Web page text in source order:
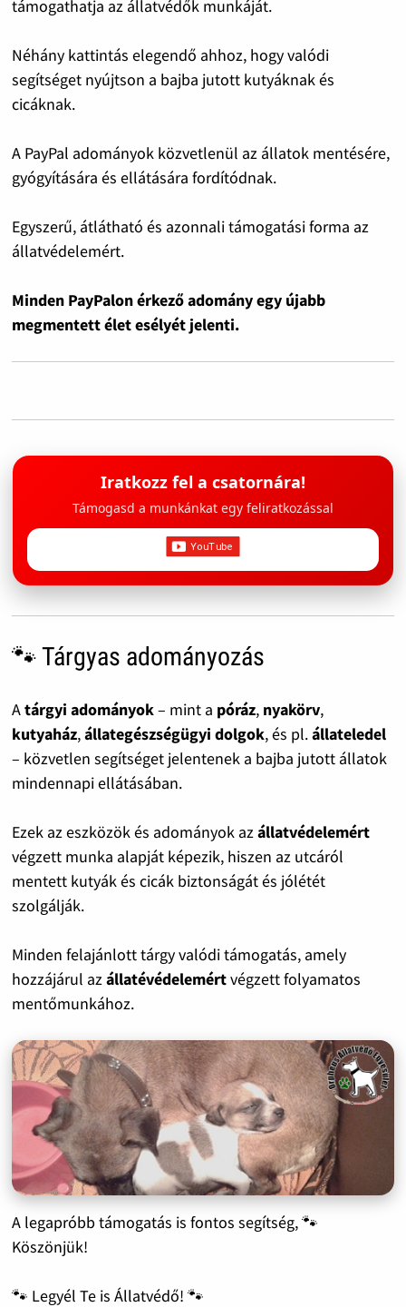
támogathatja az állatvédők munkáját.
Néhány kattintás elegendő ahhoz, hogy valódi
segítséget nyújtson a bajba jutott kutyáknak és
cicáknak.
A PayPal adományok közvetlenül az állatok mentésére,
gyógyítására és ellátására fordítódnak.
Egyszerű, átlátható és azonnali támogatási forma az
állatvédelemért.
Minden PayPalon érkező adomány egy újabb
megmentett élet esélyét jelenti.
Iratkozz fel a csatornára!
Támogasd a munkánkat egy feliratkozással
🐾 Tárgyas adományozás
Atárgyi adományok– mint a póráz, nyakörv,
kutyaház,állategészségügyi dolgok, és pl.állateledel
– közvetlen segítséget jelentenek a bajba jutott állatok
mindennapi ellátásában.
Ezek az eszközök és adományok azállatvédelemért
végzett munka alapját képezik, hiszen az utcáról
mentett kutyák és cicák biztonságát és jólétét
szolgálják.
Minden felajánlott tárgy valódi támogatás, amely
hozzájárul azállatévédelemértvégzett folyamatos
mentőmunkához.
A legapróbb támogatás is fontos segítség, 🐾
Köszönjük!
🐾 Legyél Te is Állatvédő! 🐾